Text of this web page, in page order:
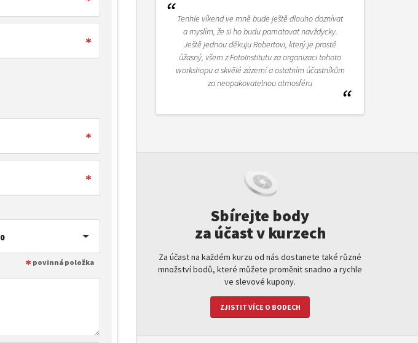
Tenhle víkend ve mně bude ještě dlouho doznívat
a myslím, že si ho budu pamatovat navždycky.
Ještě jednou děkuju Robertovi, který je prostě
úžasný, všem z FotoInstitutu za organizaci tohoto
workshopu a skvělé zázemí a ostatním účastníkům
za neopakovatelnou atmosféru
Sbírejte body
za účast v kurzech
Za účast na každém kurzu od nás dostanete také různé
množství bodů, které můžete proměnit snadno a rychle
ve slevové kupony.
ZJISTIT VÍCE O BODECH